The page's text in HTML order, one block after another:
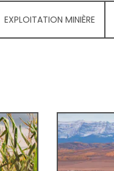
EXPLOITATION MINIÈRE